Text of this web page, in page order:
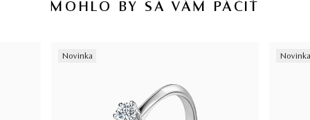
MOHLO BY SA VÁM PÁČIŤ
Novinka Novinka